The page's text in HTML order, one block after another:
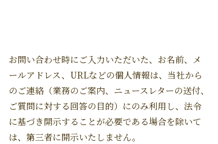
お問い合わせ時にご入力いただいた、お名前、メ
ールアドレス、URLなどの個人情報は、当社から
のご連絡（業務のご案内、ニュースレターの送付、
ご質問に対する回答の目的）にのみ利用し、法令
に基づき開示することが必要である場合を除いて
は、第三者に開示いたしません。